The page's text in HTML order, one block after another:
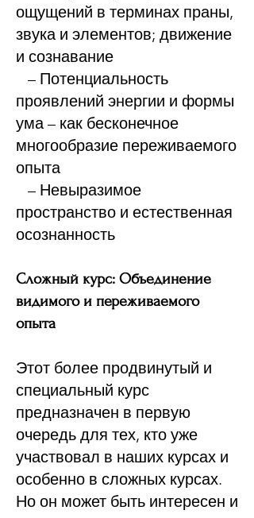
ощущений в терминах праны,
звука и элементов; движение
и сознавание
– Потенциальность
проявлений энергии и формы
ума – как бесконечное
многообразие переживаемого
опыта
– Невыразимое
пространство и естественная
осознанность
Сложный курс: Объединение
видимого и переживаемого
опыта
Этот более продвинутый и
специальный курс
предназначен в первую
очередь для тех, кто уже
участвовал в наших курсах и
особенно в сложных курсах.
Но он может быть интересен и